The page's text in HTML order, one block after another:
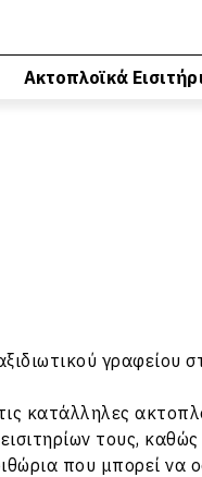
Ακτοπλοϊκά
γραφείου
κατάλληλες
τους,
που μπορεί να